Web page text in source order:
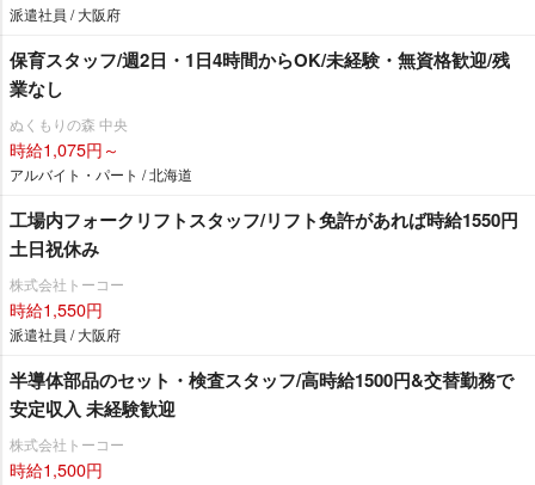
派遣社員 / 大阪府
保育スタッフ/週2日・1日4時間からOK/未経験・無資格歓迎/残
業なし
ぬくもりの森 中央
時給1,075円～
アルバイト・パート / 北海道
工場内フォークリフトスタッフ/リフト免許があれば時給1550円
土日祝休み
株式会社トーコー
時給1,550円
派遣社員 / 大阪府
半導体部品のセット・検査スタッフ/高時給1500円&交替勤務で
安定収入 未経験歓迎
株式会社トーコー
時給1,500円